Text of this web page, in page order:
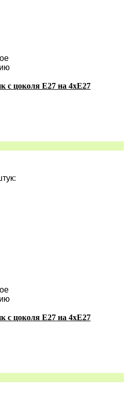
с цоколя E27 на 4хE27
:
с цоколя E27 на 4хE27